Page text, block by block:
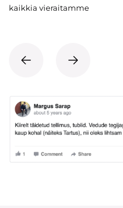
kaikkia vieraitamme